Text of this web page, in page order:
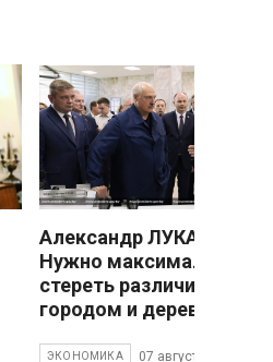
Александр
Нужно максимально
стереть различия
городом и деревней
ЭКОНОМИКА 07 августа 2026